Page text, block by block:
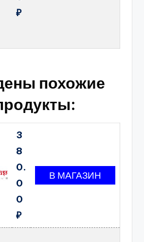
₽
похожие
3
8
0.
0
0
₽